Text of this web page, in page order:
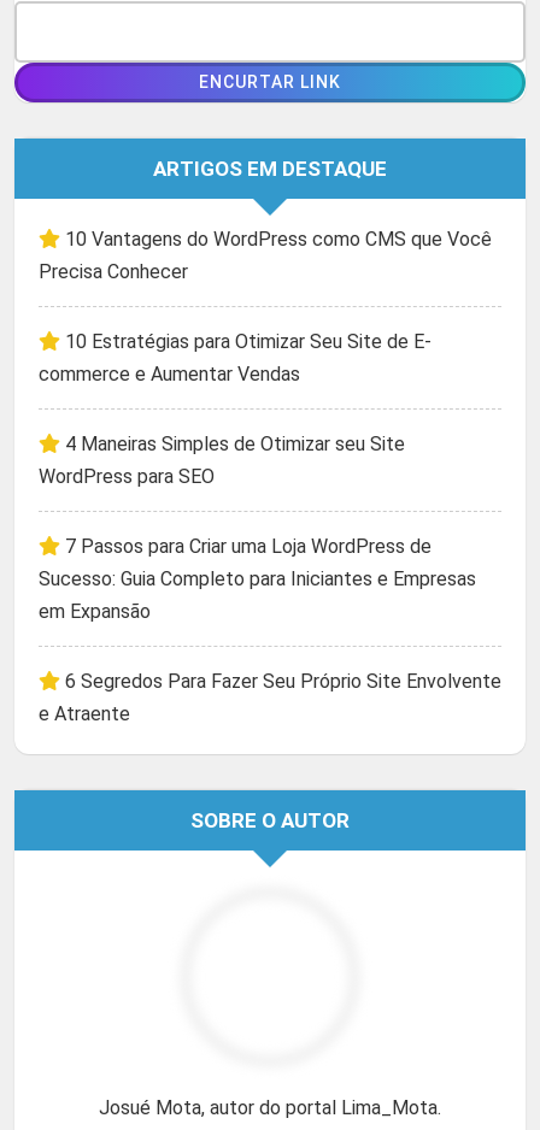
ARTIGOS EM DESTAQUE
10 Vantagens do WordPress como CMS que Você
Precisa Conhecer
10 Estratégias para Otimizar Seu Site de E-
commerce e Aumentar Vendas
4 Maneiras Simples de Otimizar seu Site
WordPress para SEO
7 Passos para Criar uma Loja WordPress de
Sucesso: Guia Completo para Iniciantes e Empresas
em Expansão
6 Segredos Para Fazer Seu Próprio Site Envolvente
e Atraente
SOBRE O AUTOR
Josué Mota, autor do portal Lima_Mota.